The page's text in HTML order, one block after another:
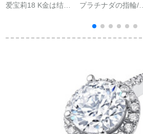
爱宝莉18 K金は结婚
の裸のダイヤム/PT
プラチナダの指輪/結
13号の指輪